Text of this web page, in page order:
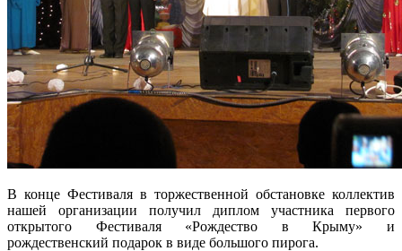
В конце Фестиваля в торжественной обстановке коллектив
нашей организации получил диплом участника первого
открытого Фестиваля «Рождество в Крыму» и
рождественский подарок в виде большого пирога.